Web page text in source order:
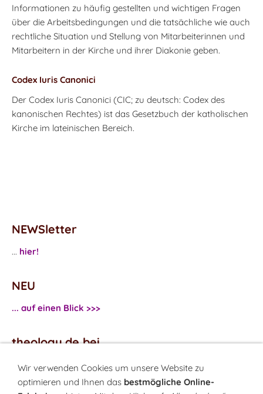
Informationen zu häufig gestellten und wichtigen Fragen
über die Arbeitsbedingungen und die tatsächliche wie auch
rechtliche Situation und Stellung von Mitarbeiterinnen und
Mitarbeitern in der Kirche und ihrer Diakonie geben.
Codex Iuris Canonici
Der Codex Iuris Canonici (CIC; zu deutsch: Codex des
kanonischen Rechtes) ist das Gesetzbuch der katholischen
Kirche im lateinischen Bereich.
NEWSletter
... hier!
NEU
... auf einen Blick >>>
theology.de bei
...Facebook
...Twitter
Wir verwenden Cookies um unsere Website zu
optimieren und Ihnen das bestmögliche Online-